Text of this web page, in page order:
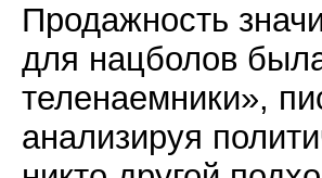
Продажность
для нацболов
теленаемники»,
анализируя